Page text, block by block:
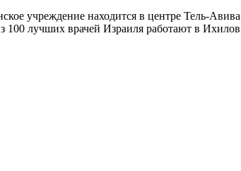
учреждение находится в центре Тель-
100 лучших врачей Израиля работают в